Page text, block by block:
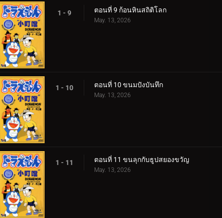
1 - 9 ตอนที่ 9 ก้อนหินสถิติโลก
May. 13, 2026
1 - 10 ตอนที่ 10 ขนมปังบันทึก
May. 13, 2026
1 - 11 ตอนที่ 11 ขนลุกกับธูปสยองขวัญ
May. 13, 2026